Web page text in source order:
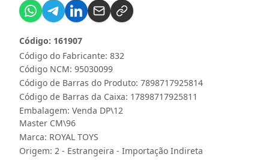
Código do Fabricante: 832
Código: 161907
Código NCM: 95030099
Código de Barras do Produto: 7898717925814
Código de Barras da Caixa: 17898717925811
Embalagem: Venda DP\12
Master CM\96
Marca: ROYAL TOYS
Origem: 2 - Estrangeira - Importação Indireta